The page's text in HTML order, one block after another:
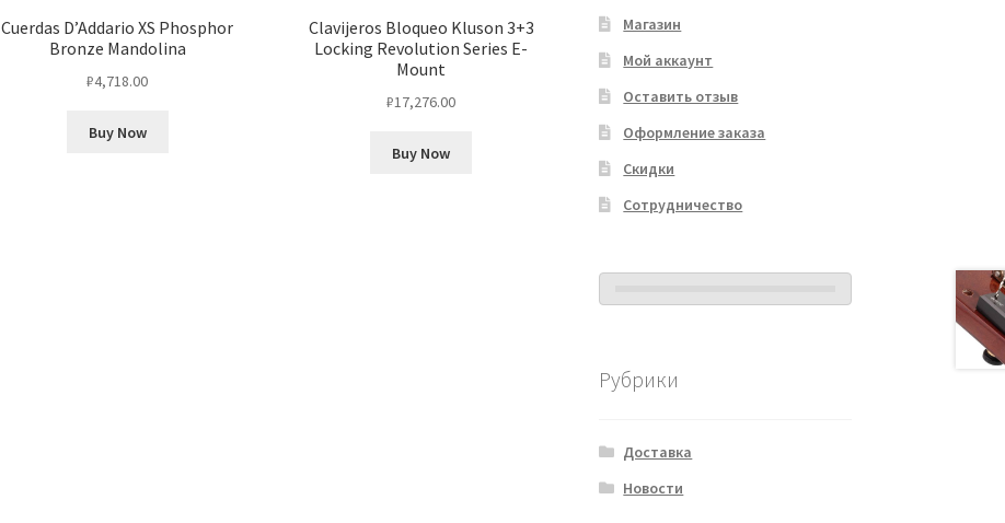
Cuerdas D’Addario XS Phosphor
Bronze Mandolina
₽4,718.00
Buy Now
Clavijeros Bloqueo Kluson 3+3
Locking Revolution Series E-
Mount
₽17,276.00
Buy Now
Магазин
Мой аккаунт
Оставить отзыв
Оформление заказа
Скидки
Сотрудничество
Рубрики
Доставка
Новости